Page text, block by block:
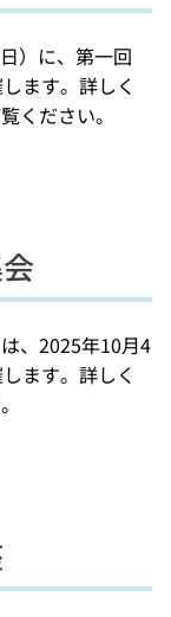
）に、第一回
ます。詳しく
ください。
、2025年10月4
ます。詳しく